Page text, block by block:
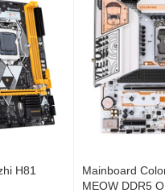
H81
Mainboard
MEOW DDR5